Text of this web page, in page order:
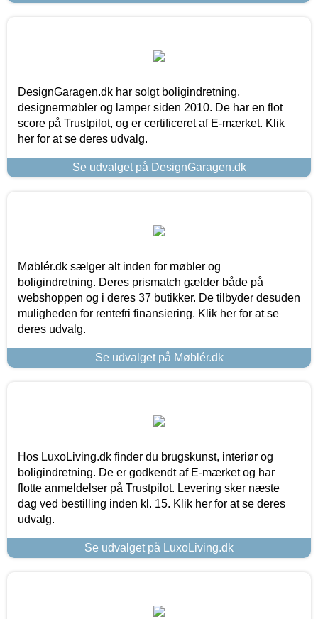
DesignGaragen.dk har solgt boligindretning,
designermøbler og lamper siden 2010. De har en flot
score på Trustpilot, og er certificeret af E-mærket. Klik
her for at se deres udvalg.
Se udvalget på DesignGaragen.dk
Møblér.dk sælger alt inden for møbler og
boligindretning. Deres prismatch gælder både på
webshoppen og i deres 37 butikker. De tilbyder desuden
muligheden for rentefri finansiering. Klik her for at se
deres udvalg.
Se udvalget på Møblér.dk
Hos LuxoLiving.dk finder du brugskunst, interiør og
boligindretning. De er godkendt af E-mærket og har
flotte anmeldelser på Trustpilot. Levering sker næste
dag ved bestilling inden kl. 15. Klik her for at se deres
udvalg.
Se udvalget på LuxoLiving.dk